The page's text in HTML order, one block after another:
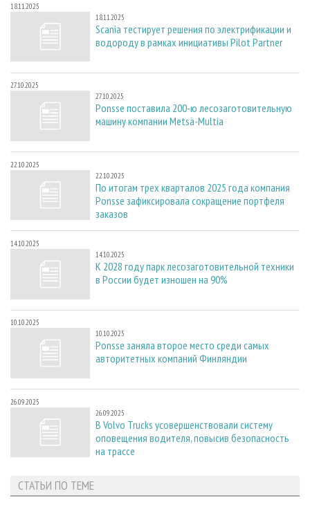
18.11.2025
18.11.2025
Scania тестирует решения по электрификации и
водороду в рамках инициативы Pilot Partner
27.10.2025
27.10.2025
Ponsse поставила 200-ю лесозаготовительную
машину компании Metsä-Multia
22.10.2025
22.10.2025
По итогам трех кварталов 2025 года компания
Ponsse зафиксировала сокращение портфеля
заказов
14.10.2025
14.10.2025
К 2028 году парк лесозаготовительной техники
в России будет изношен на 90%
10.10.2025
10.10.2025
Ponsse заняла второе место среди самых
авторитетных компаний Финляндии
26.09.2025
26.09.2025
В Volvo Trucks усовершенствовали систему
оповещения водителя, повысив безопасность
на трассе
СТАТЬИ ПО ТЕМЕ